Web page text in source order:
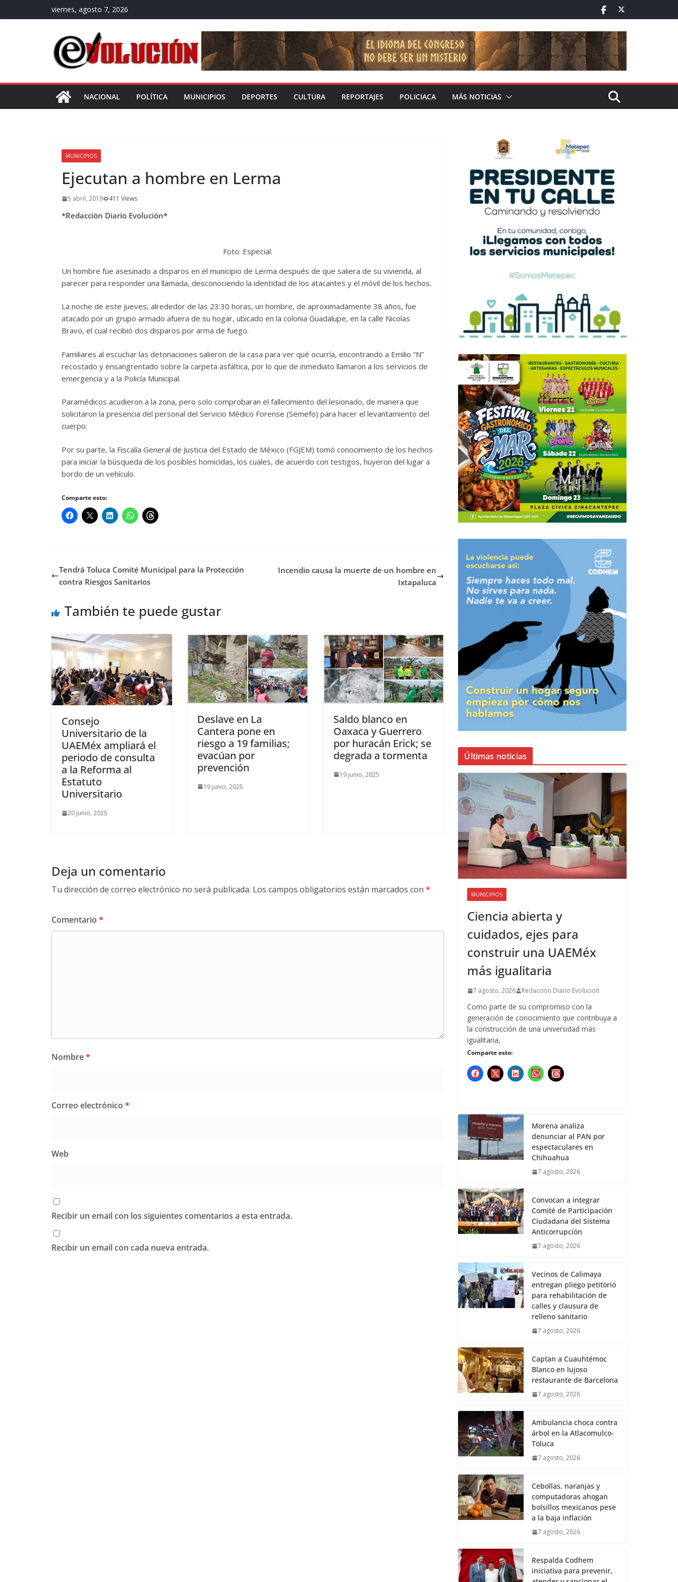
al
viernes, agosto 7, 2026
NACIONAL POLÍTICA MUNICIPIOS DEPORTES CULTURA REPORTAJES POLICIACA MÁS NOTICIAS
MUNICIPIOS
Ejecutan a hombre en Lerma
5 abril, 2019 411 Views
*Redacción Diario Evolución*
Foto: Especial.
Un hombre fue asesinado a disparos en el municipio de Lerma después de que saliera de su vivienda, al
parecer para responder una llamada, desconociendo la identidad de los atacantes y el móvil de los hechos.
La noche de este jueves, alrededor de las 23:30 horas, un hombre, de aproximadamente 38 años, fue
atacado por un grupo armado afuera de su hogar, ubicado en la colonia Guadalupe, en la calle Nicolas
Bravo, el cual recibió dos disparos por arma de fuego.
Familiares al escuchar las detonaciones salieron de la casa para ver qué ocurría, encontrando a Emilio “N”
recostado y ensangrentado sobre la carpeta asfáltica, por lo que de inmediato llamaron a los servicios de
emergencia y a la Policía Municipal.
Paramédicos acudieron a la zona, pero solo comprobaran el fallecimiento del lesionado, de manera que
solicitaron la presencia del personal del Servicio Médico Forense (Semefo) para hacer el levantamiento del
cuerpo.
Por su parte, la Fiscalía General de Justicia del Estado de México (FGJEM) tomó conocimiento de los hechos
para iniciar la búsqueda de los posibles homicidas, los cuales, de acuerdo con testigos, huyeron del lugar a
bordo de un vehículo.
Comparte esto:
Tendrá Toluca Comité Municipal para la Protección
contra Riesgos Sanitarios
Incendio causa la muerte de un hombre en
Ixtapaluca
También te puede gustar
Consejo
Universitario de la
UAEMéx ampliará el
periodo de consulta
a la Reforma al
Estatuto
Universitario
20 junio, 2025
Deslave en La
Cantera pone en
riesgo a 19 familias;
evacúan por
prevención
19 junio, 2025
Saldo blanco en
Oaxaca y Guerrero
por huracán Erick; se
degrada a tormenta
19 junio, 2025
Deja un comentario
Tu dirección de correo electrónico no será publicada. Los campos obligatorios están marcados con *
Comentario *
Nombre*
Correo electrónico *
Web
Recibir un email con los siguientes comentarios a esta entrada.
Recibir un email con cada nueva entrada.
Últimas noticias
MUNICIPIOS
Ciencia abierta y
cuidados, ejes para
construir una UAEMéx
más igualitaria
7 agosto, 2026 Redacción Diario Evolucion
Como parte de su compromiso con la
generación de conocimiento que contribuya a
la construcción de una universidad más
igualitaria,
Comparte esto:
Morena analiza
denunciar al PAN por
espectaculares en
Chihuahua
7 agosto, 2026
Convocan a integrar
Comité de Participación
Ciudadana del Sistema
Anticorrupción
7 agosto, 2026
Vecinos de Calimaya
entregan pliego petitorio
para rehabilitación de
calles y clausura de
relleno sanitario
7 agosto, 2026
Captan a Cuauhtémoc
Blanco en lujoso
restaurante de Barcelona
7 agosto, 2026
Ambulancia choca contra
árbol en la Atlacomulco-
Toluca
7 agosto, 2026
Cebollas, naranjas y
computadoras ahogan
bolsillos mexicanos pese
a la baja inflación
7 agosto, 2026
Respalda Codhem
iniciativa para prevenir,